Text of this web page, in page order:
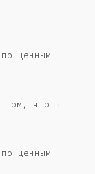
ценным
том, что в
ценным